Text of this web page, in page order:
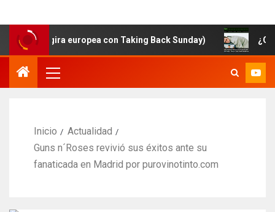
(y gira europea con Taking Back Sunday) ¿Qué está
Inicio
Actualidad
Guns n´Roses revivió sus éxitos ante su
fanaticada en Madrid por purovinotinto.com